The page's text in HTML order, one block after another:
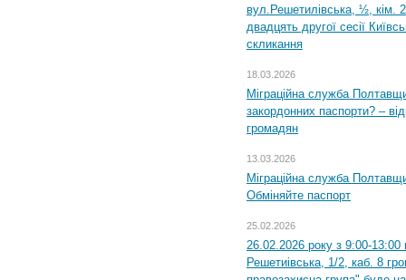
вул.Решетилівська, ½, кім.
двадцять другої сесії
скликання
18.03.2026
Міграційна служба
закордонних паспорти? –
громадян
13.03.2026
Міграційна служба
Обміняйте паспорт
25.02.2026
26.02.2026 року з 9:00-
Решетиівська, 1/2, каб. 8